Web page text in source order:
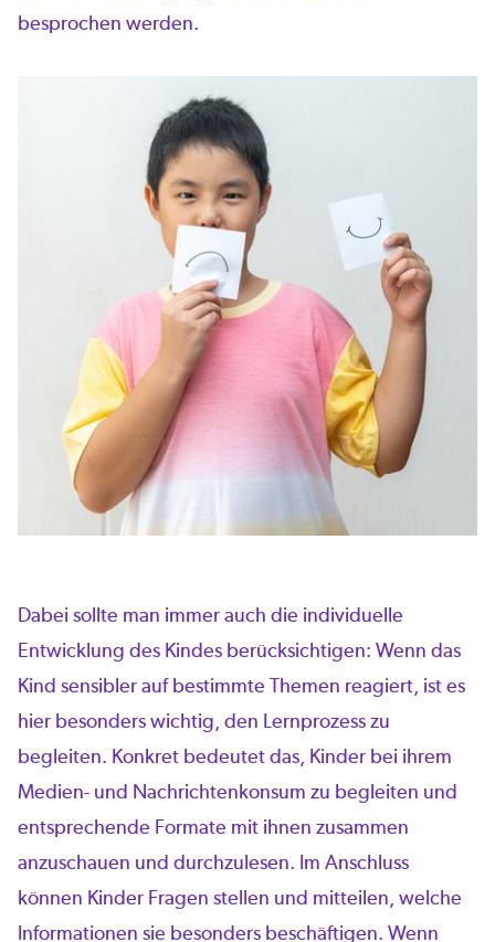
besprochen werden.
Dabei sollte man immer auch die individuelle
Entwicklung des Kindes berücksichtigen: Wenn das
Kind sensibler auf bestimmte Themen reagiert, ist es
hier besonders wichtig, den Lernprozess zu
begleiten. Konkret bedeutet das, Kinder bei ihrem
Medien- und Nachrichtenkonsum zu begleiten und
entsprechende Formate mit ihnen zusammen
anzuschauen und durchzulesen. Im Anschluss
können Kinder Fragen stellen und mitteilen, welche
Informationen sie besonders beschäftigen. Wenn